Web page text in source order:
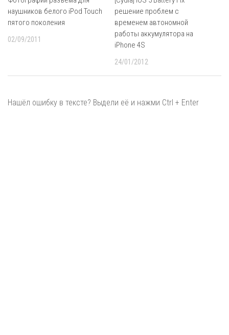
наушников белого iPod Touch
пятого поколения
02/09/2011
решение проблем с
временем автономной
работы аккумулятора на
iPhone 4S
24/01/2012
Нашёл ошибку в тексте? Выдели её и нажми Ctrl + Enter